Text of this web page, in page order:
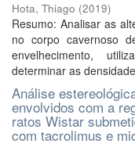
Hota, Thiago (2019)
Resumo: Analisar as
no corpo cavernoso
envelhecimento,
determinar as
Análise
envolvidos com a
ratos Wistar
com tacrolimus e